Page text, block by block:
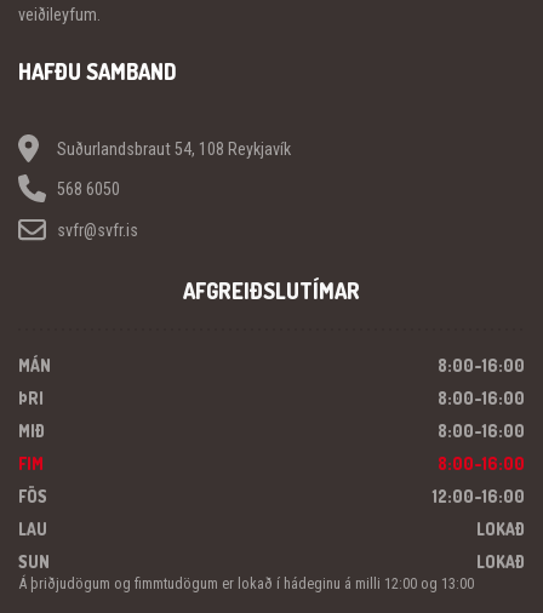
veiðileyfum.
HAFÐU SAMBAND
Suðurlandsbraut 54, 108 Reykjavík
568 6050
svfr@svfr.is
AFGREIÐSLUTÍMAR
MÁN
8:00-16:00
ÞRI
8:00-16:00
MIÐ
8:00-16:00
FIM
8:00-16:00
FÖS
12:00-16:00
LAU
LOKAÐ
SUN
LOKAÐ
Á þriðjudögum og fimmtudögum er lokað í hádeginu á milli 12:00 og 13:00